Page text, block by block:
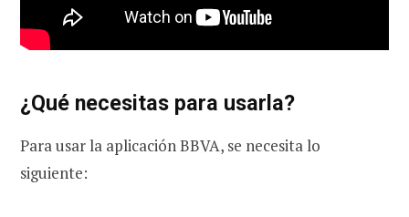
¿Qué necesitas para usarla?
Para usar la aplicación BBVA, se necesita lo
siguiente: